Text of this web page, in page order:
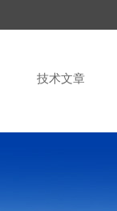
技术文章